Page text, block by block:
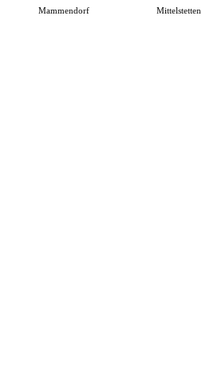
Mammendorf Mittelstetten